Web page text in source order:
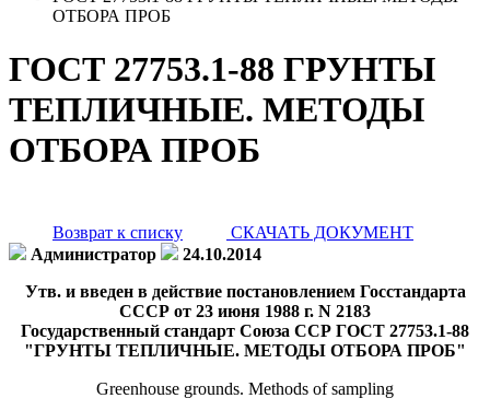
ОТБОРА ПРОБ
ГОСТ 27753.1-88 ГРУНТЫ
ТЕПЛИЧНЫЕ. МЕТОДЫ
ОТБОРА ПРОБ
Возврат к списку
СКАЧАТЬ ДОКУМЕНТ
Администратор
24.10.2014
Утв. и введен в действие постановлением Госстандарта
СССР от 23 июня 1988 г. N 2183
Государственный стандарт Союза ССР ГОСТ 27753.1-88
"ГРУНТЫ ТЕПЛИЧНЫЕ. МЕТОДЫ ОТБОРА ПРОБ"
Greenhouse grounds. Methods of sampling